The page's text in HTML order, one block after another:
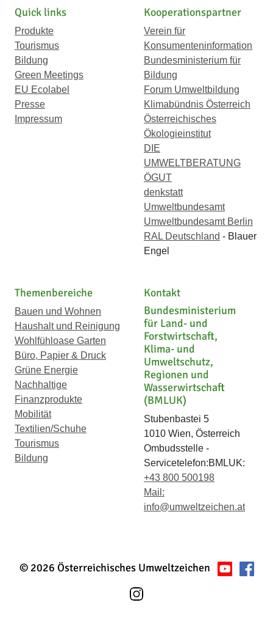
Quick links
Produkte
Tourismus
Bildung
Green Meetings
EU Ecolabel
Presse
Impressum
Kooperationspartner
Verein für
Konsumenteninformation
Bundesministerium für
Bildung
Forum Umweltbildung
Klimabündnis Österreich
Österreichisches
Ökologieinstitut
DIE
UMWELTBERATUNG
ÖGUT
denkstatt
Umweltbundesamt
Umweltbundesamt Berlin
RAL Deutschland - Blauer
Engel
Themenbereiche
Bauen und Wohnen
Haushalt und Reinigung
Wohlfühloase Garten
Büro, Papier & Druck
Grüne Energie
Nachhaltige
Finanzprodukte
Mobilität
Textilien/Schuhe
Tourismus
Bildung
Kontakt
Bundesministerium
für Land- und
Forstwirtschaft,
Klima- und
Umweltschutz,
Regionen und
Wasserwirtschaft
(BMLUK)
Stubenbastei 5
1010 Wien, Österreich
Ombudsstelle -
Servicetelefon:BMLUK:
+43 800 500198
Mail:
info@umweltzeichen.at
© 2026 Österreichisches Umweltzeichen